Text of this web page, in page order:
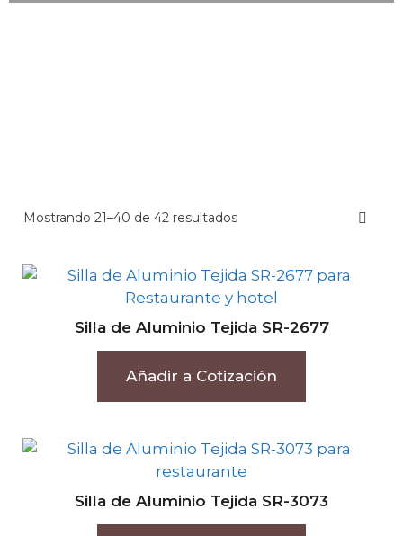
Mostrando 21–40 de 42 resultados
Silla de Aluminio Tejida SR-2677
Añadir a Cotización
Silla de Aluminio Tejida SR-3073